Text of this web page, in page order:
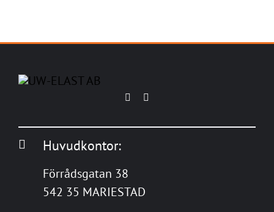
Huvudkontor:
Förrådsgatan 38
542 35 MARIESTAD